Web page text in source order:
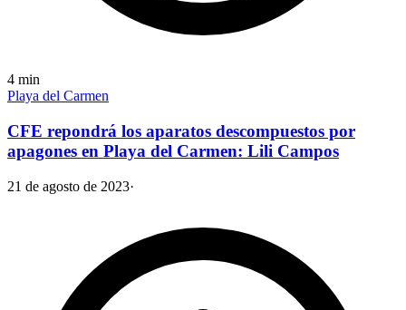
4 min
Playa del Carmen
CFE repondrá los aparatos descompuestos por
apagones en Playa del Carmen: Lili Campos
21 de agosto de 2023·